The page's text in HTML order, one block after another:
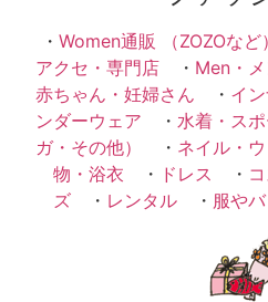
・ Women通販 （ZOZOなど）
アクセ・専門店 ・ Men・
赤ちゃん・妊婦さん ・ イ
ンダーウェア ・ 水着・ス
ガ・その他）
・ ネイル・
物・浴衣 ・ ドレス ・
ズ ・ レンタル ・ 服や